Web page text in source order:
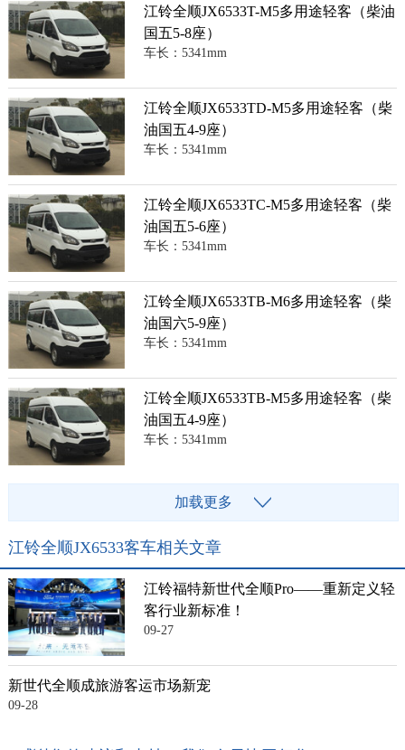
江铃全顺JX6533T-M5多用途轻客（柴油
国五5-8座）
车长：5341mm
江铃全顺JX6533TD-M5多用途轻客（柴
油国五4-9座）
车长：5341mm
江铃全顺JX6533TC-M5多用途轻客（柴
油国五5-6座）
车长：5341mm
江铃全顺JX6533TB-M6多用途轻客（柴
油国六5-9座）
车长：5341mm
江铃全顺JX6533TB-M5多用途轻客（柴
油国五4-9座）
车长：5341mm
加载更多
江铃全顺JX6533客车相关文章
江铃福特新世代全顺Pro——重新定义轻
客行业新标准！
09-27
新世代全顺成旅游客运市场新宠
09-28